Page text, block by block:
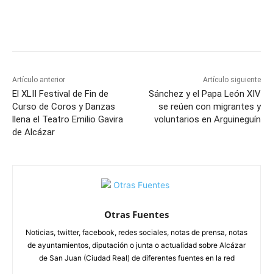
Artículo anterior
El XLII Festival de Fin de
Curso de Coros y Danzas
llena el Teatro Emilio Gavira
de Alcázar
Artículo siguiente
Sánchez y el Papa León XIV
se reúen con migrantes y
voluntarios en Arguineguín
Otras Fuentes
Noticias, twitter, facebook, redes sociales, notas de prensa, notas
de ayuntamientos, diputación o junta o actualidad sobre Alcázar
de San Juan (Ciudad Real) de diferentes fuentes en la red